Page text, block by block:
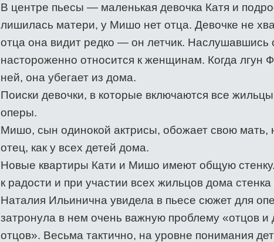
В центре пьесы — маленькая девочка Катя и
лишилась матери, у Мишо нет отца. Девочке не
отца она видит редко — он летчик. Наслушавшись
настороженно относится к женщинам. Когда лгун
ней, она убегает из дома.
Поиски девочки, в которые включаются все
оперы.
Мишо, сын одинокой актрисы, обожает свою мать,
отец, как у всех детей дома.
Новые квартиры Кати и Мишо имеют общую стенку.
к радости и при участии всех жильцов дома
Наталия Ильинична увидела в пьесе сюжет для
затронула в нем очень важную проблему «отцов и
отцов». Весьма тактично, на уровне понимания